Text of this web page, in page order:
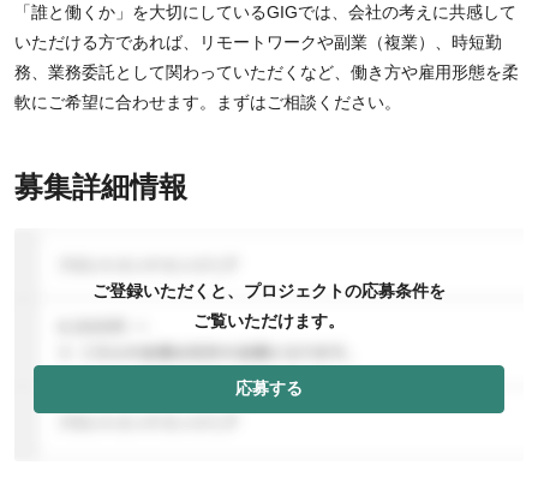
「誰と働くか」を大切にしているGIGでは、会社の考えに共感して
いただける方であれば、リモートワークや副業（複業）、時短勤
務、業務委託として関わっていただくなど、働き方や雇用形態を柔
軟にご希望に合わせます。まずはご相談ください。
募集詳細情報
ご登録いただくと、プロジェクトの応募条件を
ご覧いただけます。
応募する